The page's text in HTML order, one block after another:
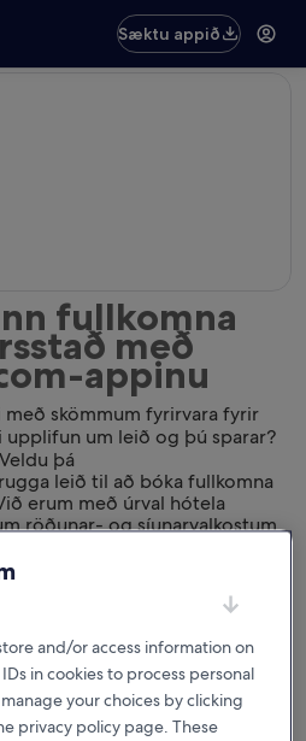
Sæktu appið
fullkomna
með
appinu
skömmum fyrirvara fyrir
um leið og þú sparar?
Veldu þá
leið til að bóka fullkomna
erum með úrval hótela
röðunar- og síunarvalkostum
nóg að þú
Við viljum að þú elskir hann.
og Android
and/or access information on
in cookies to process personal
your choices by clicking
privacy policy page. These